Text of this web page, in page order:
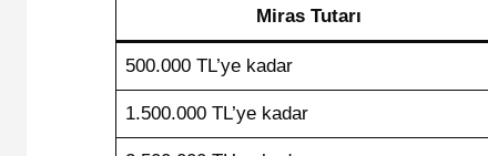
Miras Tutarı
500.000 TL’ye kadar
1.500.000 TL’ye kadar